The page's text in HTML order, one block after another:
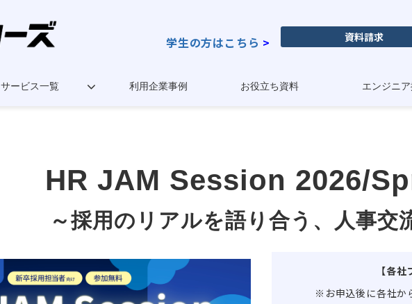
学生の方はこちら > 資料請求
サービス一覧 利用企業事例 お役立ち資料 エンジニ
HR JAM Session 2026/
～採用のリアルを語り合う、人事交
【各
※お申込後に各社か